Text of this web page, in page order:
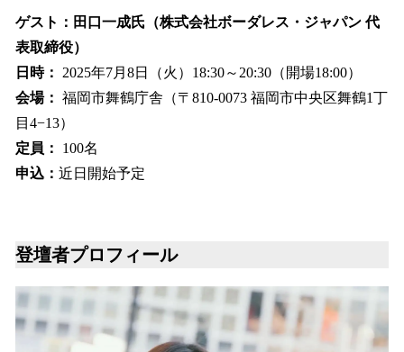
ゲスト：田口一成氏（株式会社ボーダレス・ジャパン 代
表取締役）
日時：
2025年7月8日（火）18:30～20:30（開場18:00）
会場： 福岡市舞鶴庁舎（〒810-0073 福岡市中央区舞鶴1丁
目4−13）
定員：
100名
申込： 近日開始予定
登壇者プロフィール